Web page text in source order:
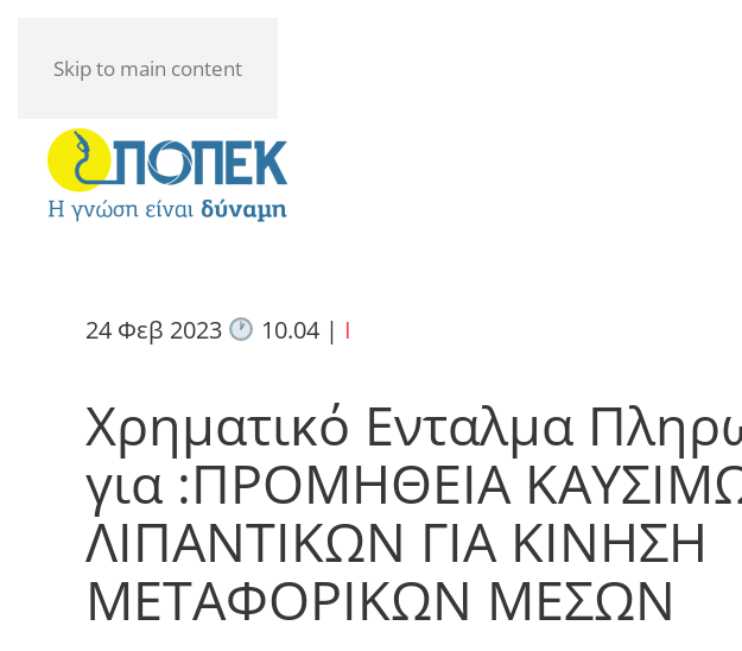
Skip to main content
24 Φεβ 2023 10.04| I
Χρηματικό Ενταλμα
για :ΠΡΟΜΗΘΕΙΑ
ΛΙΠΑΝΤΙΚΩΝ ΓΙΑ ΚΙΝΗΣΗ
ΜΕΤΑΦΟΡΙΚΩΝ ΜΕΣΩΝ